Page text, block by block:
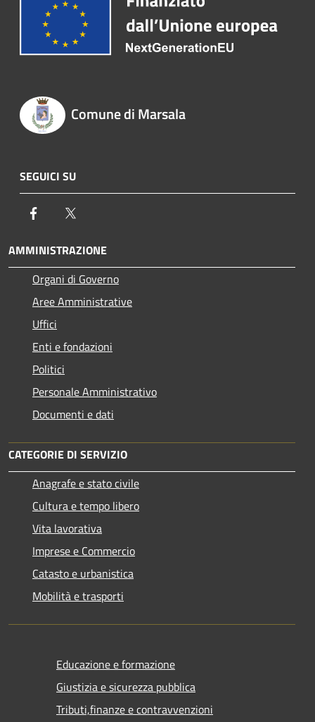
Comune di Marsala
SEGUICI SU
Facebook
AMMINISTRAZIONE
Organi di Governo
Aree Amministrative
Uffici
Enti e fondazioni
Politici
Personale Amministrativo
Documenti e dati
CATEGORIE DI SERVIZIO
Anagrafe e stato civile
Cultura e tempo libero
Vita lavorativa
Imprese e Commercio
Catasto e urbanistica
Mobilità e trasporti
Educazione e formazione
Giustizia e sicurezza pubblica
Tributi,finanze e contravvenzioni